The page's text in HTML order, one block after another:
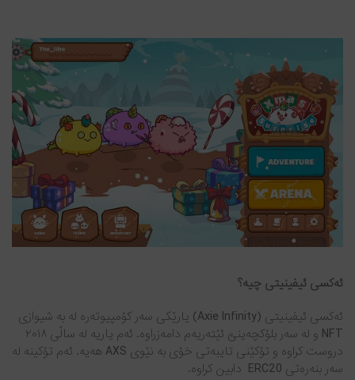
ئەکسی ئیفینیتی چیە؟
ئەکسی ئیفینیتی (Axie Infinity) یارێکی سەر کۆمپیوتەرە لە بە شیوازی
NFT و لە سەر بلۆکچەینئ ئێتەریەم دامەزراوە. ئەم یاریە لە ساڵی ٢٠١٨
دروست کراوە و تۆکێنی تایبەتی خۆی بە نێوی AXS هەیە. ئەم تۆکینە لە
سەر بنەرەتی ERC20 دابین کراوە.